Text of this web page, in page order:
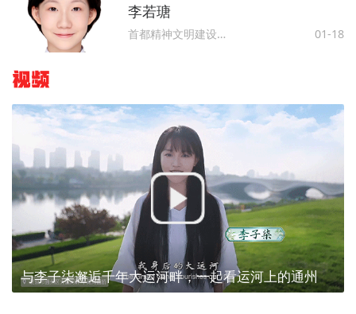
李若瑭
首都精神文明建设委员会办公室 01-18
视频
与李子柒邂逅千年大运河畔，一起看运河上的通州